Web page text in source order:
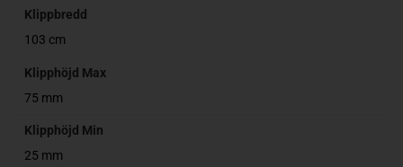
Klippbredd
103 cm
Klipphöjd Max
75 mm
Klipphöjd Min
25 mm